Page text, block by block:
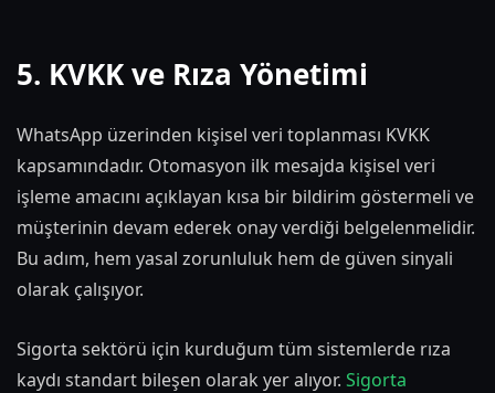
5. KVKK ve Rıza Yönetimi
WhatsApp üzerinden kişisel veri toplanması KVKK
kapsamındadır. Otomasyon ilk mesajda kişisel veri
işleme amacını açıklayan kısa bir bildirim göstermeli ve
müşterinin devam ederek onay verdiği belgelenmelidir.
Bu adım, hem yasal zorunluluk hem de güven sinyali
olarak çalışıyor.
Sigorta sektörü için kurduğum tüm sistemlerde rıza
kaydı standart bileşen olarak yer alıyor. Sigorta